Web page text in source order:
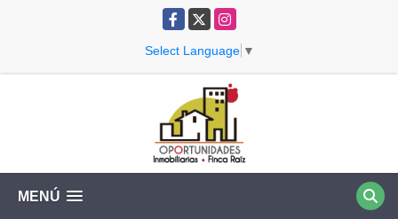
Facebook
X Instagram
Select Language ▼
MENÚ